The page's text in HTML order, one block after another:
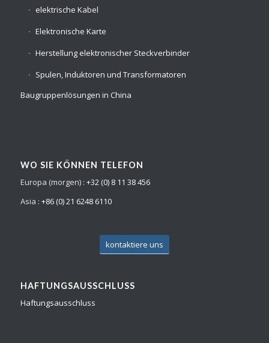
elektrische Kabel
Elektronische Karte
Herstellung elektronischer Steckverbinder
Spulen, Induktoren und Transformatoren
Baugruppenlösungen in China
WO SIE KÖNNEN TELEFON
Europa (morgen) : +32 (0) 8 11 38 456
Asia : +86 (0) 21 6248 6110
kontaktiere uns
HAFTUNGSAUSSCHLUSS
Haftungsausschluss